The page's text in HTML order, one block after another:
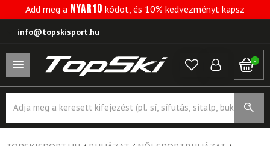
Add meg a NYAR10 kódot, és 10% kedvezményt kapsz
info@topskisport.hu
0
search